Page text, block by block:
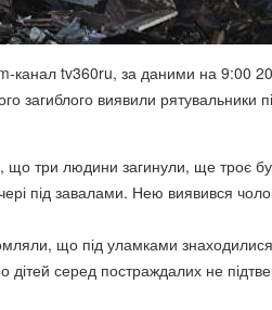
канал tv360ru, за даними на 9:00 20
загиблого виявили рятувальники
три людини загинули, ще троє
під завалами. Нею виявився
що під уламками
дітей серед постраждалих не